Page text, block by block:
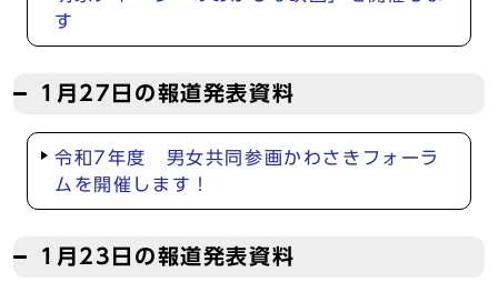
す
1月27日の報道発表資料
令和7年度 男女共同参画かわさきフォーラ
ムを開催します！
1月23日の報道発表資料